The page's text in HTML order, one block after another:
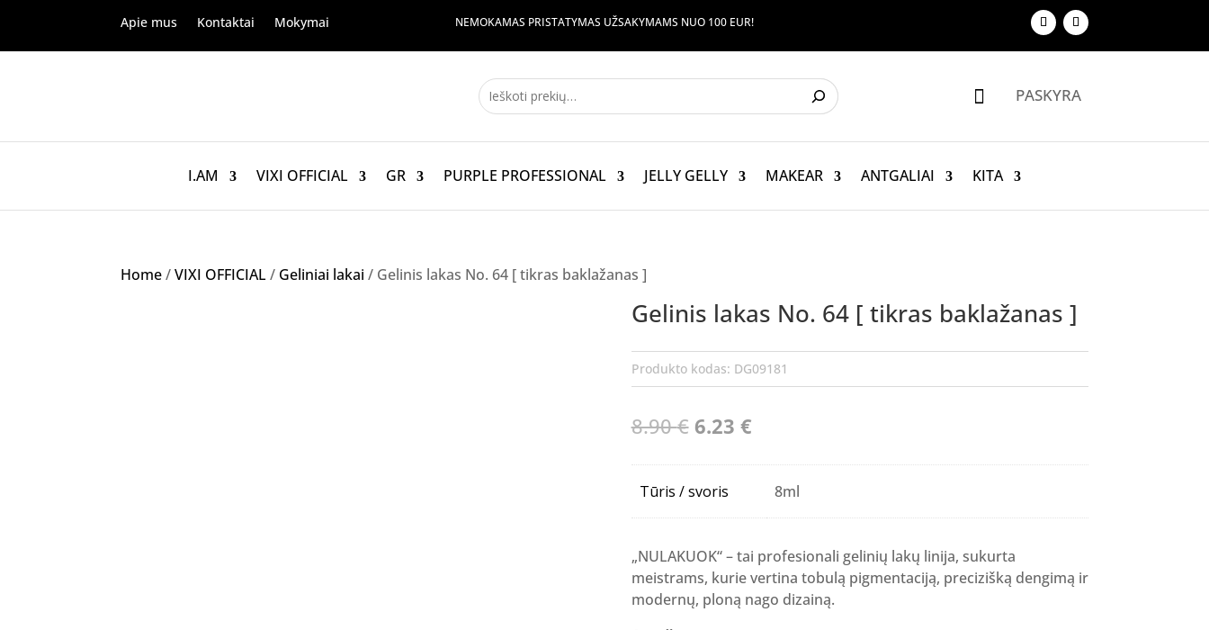
Apie mus Kontaktai Mokymai NEMOKAMAS PRISTATYMAS UŽSAKYMAMS NUO 100 EUR!
 PASKYRA
I.AM VIXI OFFICIAL GR PURPLE PROFESSIONAL JELLY GELLY MAKEAR ANTGALIAI KITA
Home/VIXI OFFICIAL/ Geliniai lakai / Gelinis lakas No. 64 [ tikras baklažanas ]
Gelinis lakas No. 64 [ tikras baklažanas ]
Produkto kodas: DG09181
8.90€ Original
was:
8.90 €.
6.23 €Current
is:
6.23 €.
Tūris / svoris 8ml
„NULAKUOK“ – tai profesionali gelinių lakų linija, sukurta
meistrams, kurie vertina tobulą pigmentaciją, precizišką dengimą ir
modernų, ploną nago dizainą.